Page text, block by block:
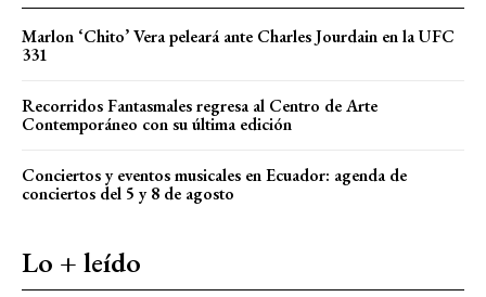
Marlon ‘Chito’ Vera peleará ante Charles Jourdain en la UFC
331
Recorridos Fantasmales regresa al Centro de Arte
Contemporáneo con su última edición
Conciertos y eventos musicales en Ecuador: agenda de
conciertos del 5 y 8 de agosto
Lo + leído